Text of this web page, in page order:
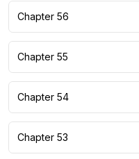
Chapter 56
Chapter 55
Chapter 54
Chapter 53